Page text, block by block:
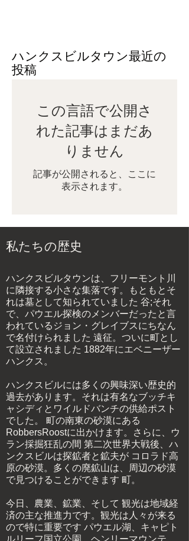
ハンクスビルタウン最近の
投稿
この言語で公開さ
れた記事はまだあ
りません
記事が公開されると、ここに
表示されます。
私たちの歴史
ハンクスビルタウンは、フリーモント川
に隣接する小さな集落です。もともとそ
れは墓として知られていました 谷;それ
で、パウエル探検のメンバーだったと言
われているジョン・グレイブスにちなん
で名付けられました 遠征。ついに町とし
て設立されました 1882年にエベニーザー
ハンクス。
ハンクスビルには多くの興味深い歴史的
過去があります。それは有名なブッチキ
ャシディとワイルドバンチの供給ポスト
でした。
町の南東の砂漠にある
RobbersRoostに出かけます。さらに、ウ
ラン採掘狂乱の間 第二次世界大戦後、ハ
ンクスビルは探鉱者と鉱夫が コロラド高
原の砂漠。多くの廃鉱山は、周辺の砂漠
で見つけることができます 町。
今日、農業、鉱業、そして 観光は地域経
済の主な推進力です。観光は人々が来る
ので特に重要です パウエル湖、キャピト
ルリーフ国立公園、ヘンリーマウンテ